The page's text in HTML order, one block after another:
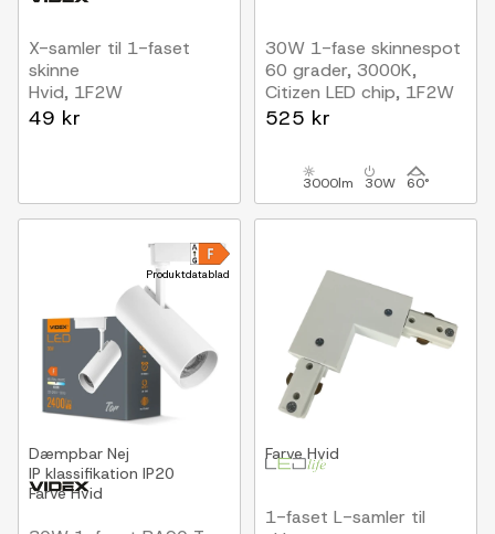
X-samler til 1-faset
skinne
Hvid, 1F2W
49 kr
30W 1-fase skinnespot
60 grader, 3000K,
Citizen LED chip, 1F2W
525 kr
3000lm 30W 60°
Produktdatablad
Dæmpbar Nej
IP klassifikation IP20
FarveHvid
FarveHvid
1-faset L-samler til